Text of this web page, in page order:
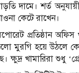
দামে। শর্ত
কেটে রাখেন।
প্রতিষ্ঠান
মুরগি হয়ে উঠলে
ক্ষুদ্র খামারিরা শুধু